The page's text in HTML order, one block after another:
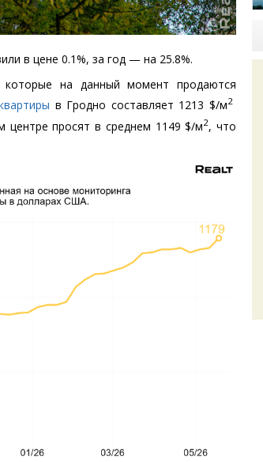
в цене 0.1%, за год — на 25.8%.
которые на данный момент продаются
в Гродно составляет 1213 $/м2
центре просят в среднем 1149 $/м2, что